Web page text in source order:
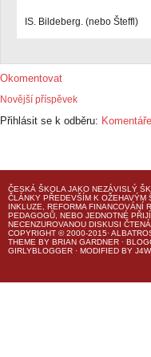
IS. Bildeberg. (nebo Šteffl)
Okomentovat
Novější příspěvek
Přihlásit se k odběru:
ČESKÁ ŠKOLA JAKO NEZÁVISLÝ
ČLÁNKY PŘEDEVŠÍM K OŽEHAVÝM
INKLUZE, REFORMA FINANCOVÁNÍ
PEDAGOGŮ, NEBO JEDNOTNÉ
NECENZUROVANOU DISKUSI
COPYRIGHT © 2000-2015·
THEME BY BRIAN GARDNER ·
GIRLYBLOGGER · MODIFIED BY J4W